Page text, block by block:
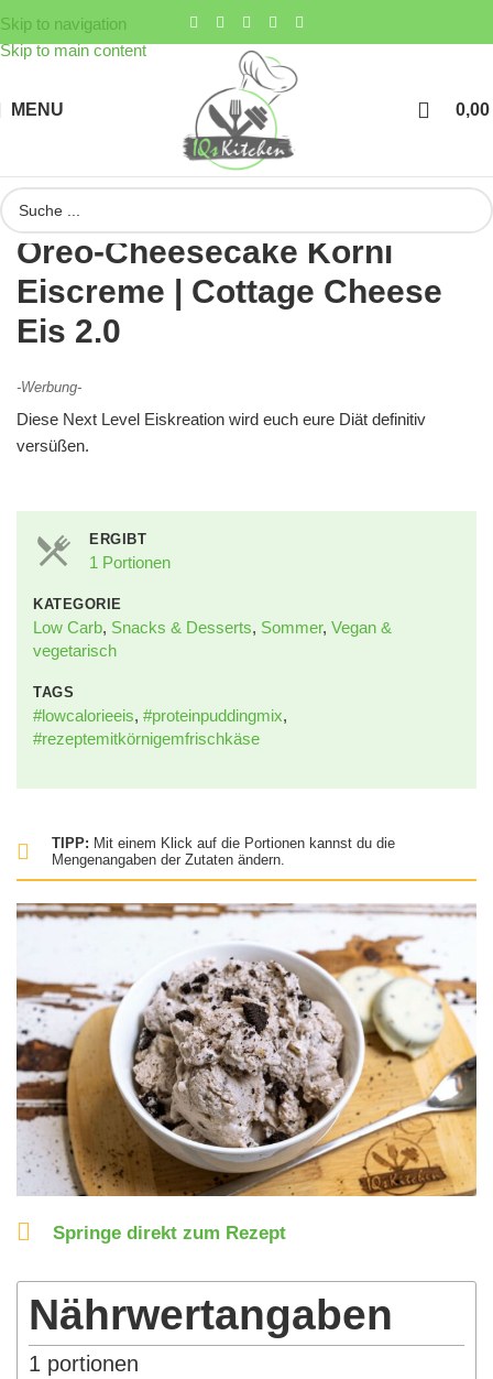
Skip to navigation
Skip to main content
MENU 0,00
Oreo-Cheesecake Körni
Eiscreme | Cottage Cheese
Eis 2.0
-Werbung-
Diese Next Level Eiskreation wird euch eure Diät definitiv
versüßen.
ERGIBT
1 Portionen
KATEGORIE
Low Carb, Snacks & Desserts, Sommer, Vegan &
vegetarisch
TAGS
#lowcalorieeis, #proteinpuddingmix,
#rezeptemitkörnigemfrischkäse
TIPP: Mit einem Klick auf die Portionen kannst du die
Mengenangaben der Zutaten ändern.
Springe direkt zum Rezept
Nährwertangaben
1 portionen